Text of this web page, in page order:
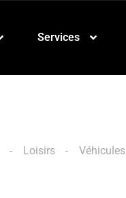
Services
Loisirs Véhicules